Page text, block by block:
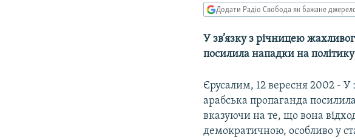
Додати Радіо Свобода як бажане
У зв’язку з річницею
посилила нападки на
Єрусалим, 12 вересня 2002 -
арабська пропаганда
вказуючи на те, що вона
демократичною, особливо у